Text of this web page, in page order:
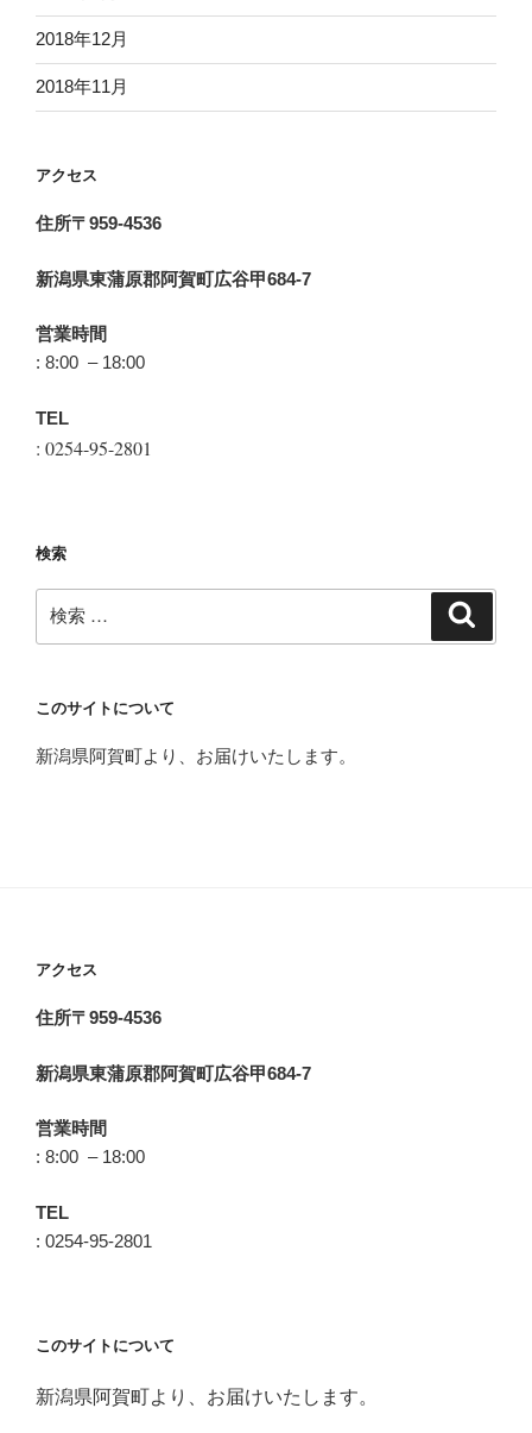
2018年12月
2018年11月
アクセス
住所〒959-4536
新潟県東蒲原郡阿賀町広谷甲684-7
営業時間
: 8:00 – 18:00
TEL
: 0254-95-2801
検索
検
索:
このサイトについて
新潟県阿賀町より、お届けいたします。
アクセス
住所〒959-4536
新潟県東蒲原郡阿賀町広谷甲684-7
営業時間
: 8:00 – 18:00
TEL
: 0254-95-2801
このサイトについて
新潟県阿賀町より、お届けいたします。